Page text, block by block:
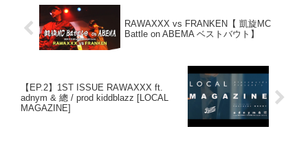
RAWAXXX vs FRANKEN【 凱旋MC
Battle on ABEMA ベストバウト】
【EP.2】1ST ISSUE RAWAXXX ft.
adnym & 總 / prod kiddblazz [LOCAL
MAGAZINE]